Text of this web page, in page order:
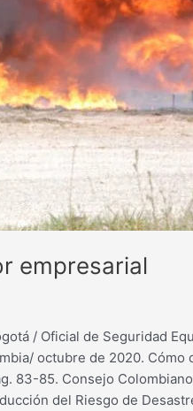
empresarial
/ Oficial de Seguridad
octubre de 2020.
83-85. Consejo
del Riesgo de